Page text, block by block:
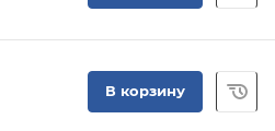
В корзину